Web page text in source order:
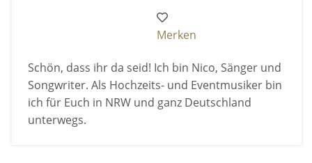
Merken
Schön, dass ihr da seid! Ich bin Nico, Sänger und
Songwriter. Als Hochzeits- und Eventmusiker bin
ich für Euch in NRW und ganz Deutschland
unterwegs.